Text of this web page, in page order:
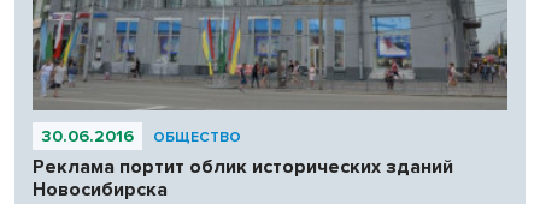
30.06.2016 ОБЩЕСТВО
Реклама портит облик исторических зданий
Новосибирска